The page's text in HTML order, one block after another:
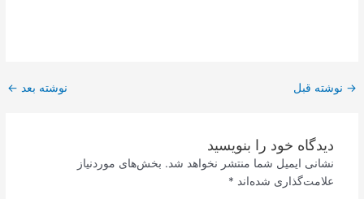
→ نوشته قبل نوشته بعد ←
دیدگاه‌ خود را بنویسید
نشانی ایمیل شما منتشر نخواهد شد. بخش‌های موردنیاز
علامت‌گذاری شده‌اند *